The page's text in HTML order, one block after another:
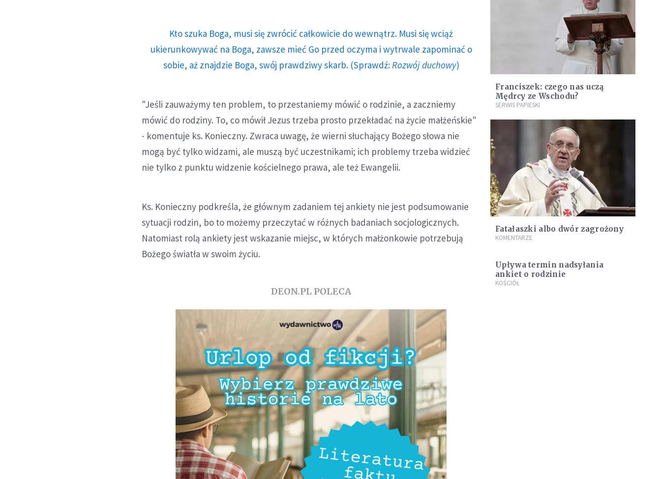
Kto szuka Boga, musi się zwrócić całkowicie do wewnątrz. Musi się wciąż
ukierunkowywać na Boga, zawsze mieć Go przed oczyma i wytrwale zapominać o
sobie, aż znajdzie Boga, swój prawdziwy skarb. (Sprawdź: Rozwój duchowy)
"Jeśli zauważymy ten problem, to przestaniemy mówić o rodzinie, a zaczniemy
mówić do rodziny. To, co mówił Jezus trzeba prosto przekładać na życie małżeńskie"
- komentuje ks. Konieczny. Zwraca uwagę, że wierni słuchający Bożego słowa nie
mogą być tylko widzami, ale muszą być uczestnikami; ich problemy trzeba widzieć
nie tylko z punktu widzenie kościelnego prawa, ale też Ewangelii.
Ks. Konieczny podkreśla, że głównym zadaniem tej ankiety nie jest podsumowanie
sytuacji rodzin, bo to możemy przeczytać w różnych badaniach socjologicznych.
Natomiast rolą ankiety jest wskazanie miejsc, w których małżonkowie potrzebują
Bożego światła w swoim życiu.
DEON.PL POLECA
Franciszek: czego nas uczą
Mędrcy ze Wschodu?
SERWIS PAPIESKI
Fatałaszki albo dwór zagrożony
KOMENTARZE
Upływa termin nadsyłania
ankiet o rodzinie
KOŚCIÓŁ